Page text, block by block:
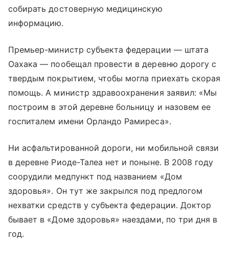
собирать достоверную медицинскую
информацию.
Премьер-министр субъекта федерации — штата
Оахака — пообещал провести в деревню дорогу с
твердым покрытием, чтобы могла приехать скорая
помощь. А министр здравоохранения заявил: «Мы
построим в этой деревне больницу и назовем ее
госпиталем имени Орландо Рамиреса».
Ни асфальтированной дороги, ни мобильной связи
в деревне Риоде-Талеа нет и поныне. В 2008 году
соорудили медпункт под названием «Дом
здоровья». Он тут же закрылся под предлогом
нехватки средств у субъекта федерации. Доктор
бывает в «Доме здоровья» наездами, по три дня в
год.